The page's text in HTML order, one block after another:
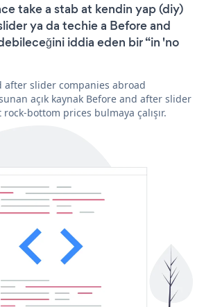
take a stab at kendin yap (diy)
ya da techie a Before and
iddia eden bir “in 'no
after slider companies abroad
açık kaynak Before and after slider
bottom prices bulmaya çalışır.